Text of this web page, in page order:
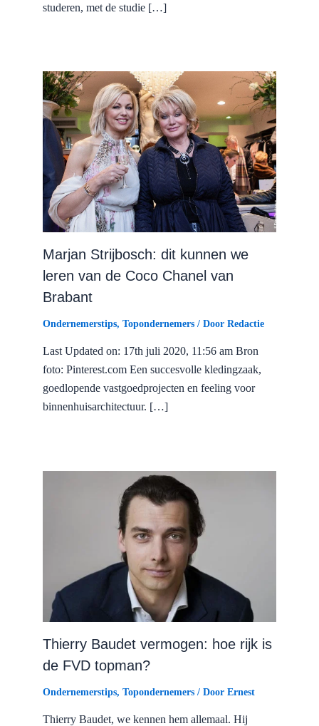
studeren, met de studie […]
Marjan Strijbosch: dit kunnen we
leren van de Coco Chanel van
Brabant
Ondernemerstips, Topondernemers / Door Redactie
Last Updated on: 17th juli 2020, 11:56 am Bron
foto: Pinterest.com Een succesvolle kledingzaak,
goedlopende vastgoedprojecten en feeling voor
binnenhuisarchitectuur. […]
Thierry Baudet vermogen: hoe rijk is
de FVD topman?
Ondernemerstips, Topondernemers / Door Ernest
Thierry Baudet, we kennen hem allemaal. Hij